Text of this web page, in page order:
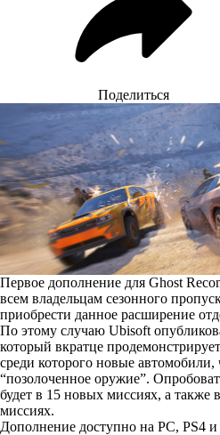
Поделиться
Первое дополнение для Ghost
всем владельцам сезонного
приобрести данное расширение
По этому случаю Ubisoft
который вкратце
среди которого новые
“позолоченное оружие”.
будет в 15 новых миссиях, а также
миссиях.
Дополнение доступно на PC, PS4